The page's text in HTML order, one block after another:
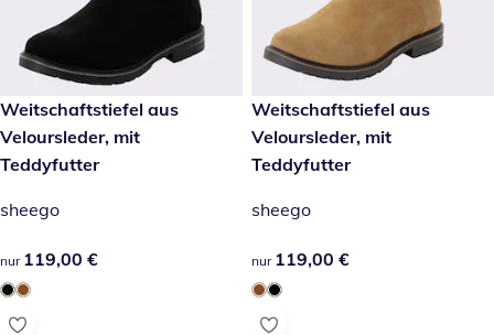
119,00 €
Weitschaftstiefel aus
Veloursleder, mit
Teddyfutter
sheego
119,00 €
nur 119,00 €
119,00 €
Weitschaftstiefel aus
Veloursleder, mit
Teddyfutter
sheego
119,00 €
nur 119,00 €